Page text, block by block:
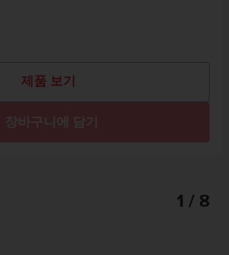
제품 보기
장바구니에 담기
1 / 8